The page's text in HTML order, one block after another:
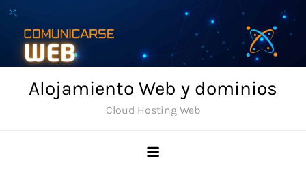
Skip
content
Alojamiento Web y dominios
Cloud Hosting Web